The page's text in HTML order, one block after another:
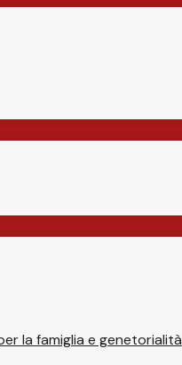
la famiglia e genetorialità